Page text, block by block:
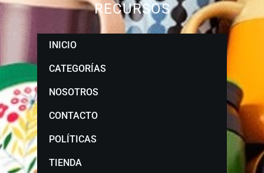
RECURSOS
INICIO
CATEGORÍAS
NOSOTROS
CONTACTO
POLÍTICAS
TIENDA